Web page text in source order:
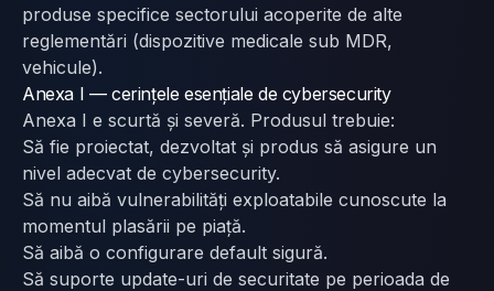
produse specifice sectorului acoperite de alte
reglementări (dispozitive medicale sub MDR,
vehicule).
Anexa I — cerințele esențiale de cybersecurity
Anexa I e scurtă și severă. Produsul trebuie:
Să fie proiectat, dezvoltat și produs să asigure un
nivel adecvat de cybersecurity.
Să nu aibă vulnerabilități exploatabile cunoscute la
momentul plasării pe piață.
Să aibă o configurare default sigură.
Să suporte update-uri de securitate pe perioada de